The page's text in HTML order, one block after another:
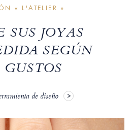
« L'ATELIER »
SUS JOYAS
SEGÚN
GUSTOS
de diseño